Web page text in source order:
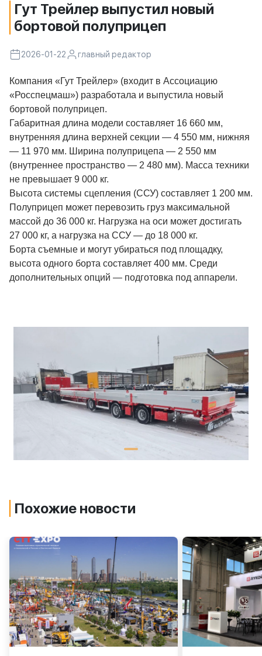
Гут Трейлер выпустил новый
бортовой полуприцеп
2026-01-22 главный редактор
Компания «Гут Трейлер» (входит в Ассоциацию
«Росспецмаш») разработала и выпустила новый
бортовой полуприцеп.
Габаритная длина модели составляет 16 660 мм,
внутренняя длина верхней секции — 4 550 мм, нижняя
— 11 970 мм. Ширина полуприцепа — 2 550 мм
(внутреннее пространство — 2 480 мм). Масса техники
не превышает 9 000 кг.
Высота системы сцепления (ССУ) составляет 1 200 мм.
Полуприцеп может перевозить груз максимальной
массой до 36 000 кг. Нагрузка на оси может достигать
27 000 кг, а нагрузка на ССУ — до 18 000 кг.
Борта съемные и могут убираться под площадку,
высота одного борта составляет 400 мм. Среди
дополнительных опций — подготовка под аппарели.
Похожие новости